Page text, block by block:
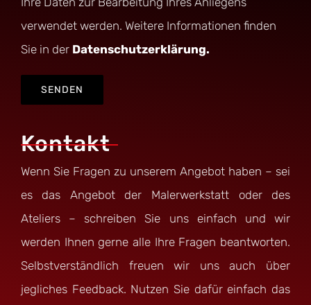
verwendet werden. Weitere Informationen finden
Sie in der Datenschutzerklärung.
Kontakt
Wenn Sie Fragen zu unserem Angebot haben – sei
es das Angebot der Malerwerkstatt oder des
Ateliers – schreiben Sie uns einfach und wir
werden Ihnen gerne alle Ihre Fragen beantworten.
Selbstverständlich freuen wir uns auch über
jegliches Feedback. Nutzen Sie dafür einfach das